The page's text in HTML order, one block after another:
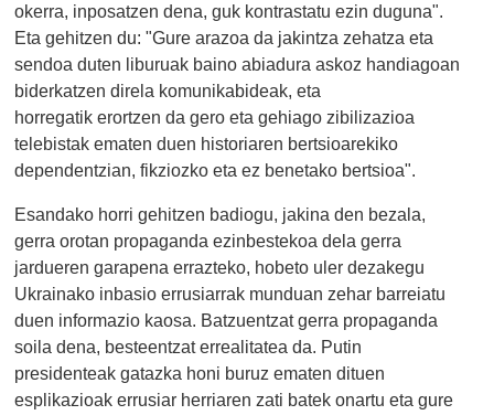
okerra, inposatzen dena, guk kontrastatu ezin duguna".
Eta gehitzen du: "Gure arazoa da jakintza zehatza eta
sendoa duten liburuak baino abiadura askoz handiagoan
biderkatzen direla komunikabideak, eta
horregatik erortzen da gero eta gehiago zibilizazioa
telebistak ematen duen historiaren bertsioarekiko
dependentzian, fikziozko eta ez benetako bertsioa".
Esandako horri gehitzen badiogu, jakina den bezala,
gerra orotan propaganda ezinbestekoa dela gerra
jardueren garapena errazteko, hobeto uler dezakegu
Ukrainako inbasio errusiarrak munduan zehar barreiatu
duen informazio kaosa. Batzuentzat gerra propaganda
soila dena, besteentzat errealitatea da. Putin
presidenteak gatazka honi buruz ematen dituen
esplikazioak errusiar herriaren zati batek onartu eta gure